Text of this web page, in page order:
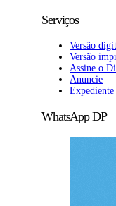
Serviços
Versão
Versão
Assine o
Anuncie
Expediente
WhatsApp DP